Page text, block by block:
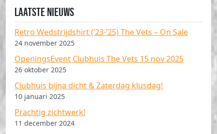
Laatste nieuws
Retro Wedstrijdshirt (’23-’25) The Vets – On Sale
24 november 2025
OpeningsEvent Clubhuis The Vets 15 nov 2025
26 oktober 2025
Clubhuis bijna dicht & Zaterdag klusdag!
10 januari 2025
Prachtig zichtwerk!
11 december 2024